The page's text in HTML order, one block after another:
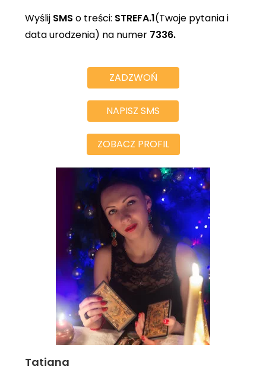
Wyślij SMS o treści: STREFA.1(Twoje pytania i
data urodzenia) na numer 7336.
ZADZWOŃ
NAPISZ SMS
ZOBACZ PROFIL
Tatiana